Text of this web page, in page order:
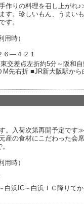
作りの料理を召し上が
す。珍しいもん、うまい
す。
用時）
６―４２１
交差点左折約5分～阪和
先右折 ■JR新大阪駅か
。入荷次第再開予定で
産の食材にこだわった会
用時）
白浜IC～白浜ＩＣ降りて